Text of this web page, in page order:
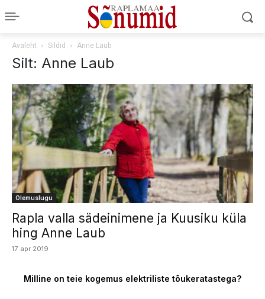
Avaleht Sildid Anne Laub
Silt: Anne Laub
Olemuslugu
Rapla valla sädeinimene ja Kuusiku küla
hing Anne Laub
17. apr 2019
Milline on teie kogemus elektriliste tõukeratastega?